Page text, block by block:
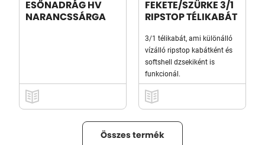
ESŐNADRÁG HV
NARANCSSÁRGA
FEKETE/SZÜRKE 3/1
RIPSTOP TÉLIKABÁT
3/1 télikabát, ami különálló
vízálló ripstop kabátként és
softshell dzsekiként is
funkcionál.
Összes termék